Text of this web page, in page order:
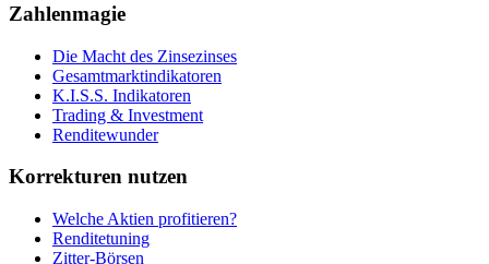
Zahlenmagie
Die Macht des Zinsezinses
Gesamtmarktindikatoren
K.I.S.S. Indikatoren
Trading & Investment
Renditewunder
Korrekturen nutzen
Welche Aktien profitieren?
Renditetuning
Zitter-Börsen